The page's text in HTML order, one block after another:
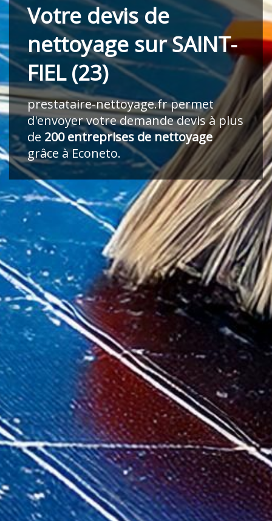
Votre devis de
nettoyage sur SAINT-
FIEL (23)
prestataire-nettoyage.frpermet
d'envoyer votre demande devis à plus
de 200 entreprises de nettoyage
grâce à Econeto.